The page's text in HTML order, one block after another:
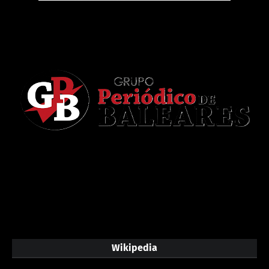
Wikipedia